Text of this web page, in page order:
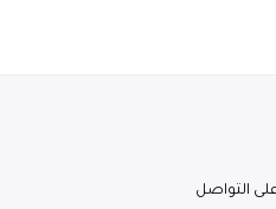
التواصل